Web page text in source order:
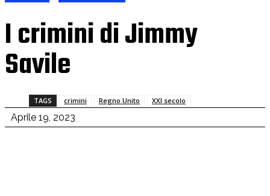
I crimini di Jimmy
Savile
TAGS crimini Regno Unito XXI secolo
Aprile 19, 2023